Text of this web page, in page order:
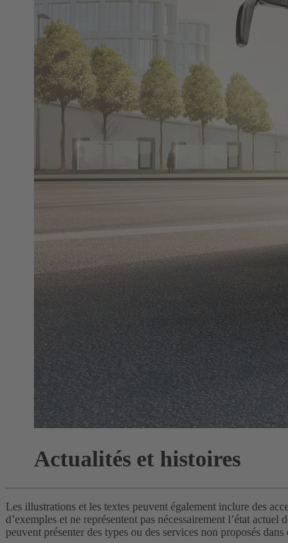
Actualités et histoires
Les illustrations et les textes peuvent également inclure des
d’exemples et ne représentent pas nécessairement l’état
peuvent présenter des types ou des services non proposés dans